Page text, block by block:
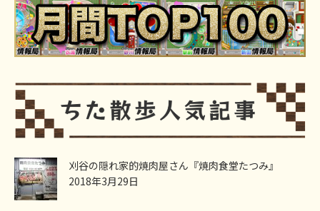
刈谷の隠れ家的焼肉屋さん『焼肉食堂たつみ』
2018年3月29日